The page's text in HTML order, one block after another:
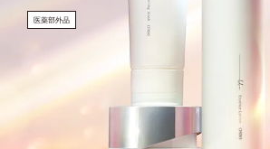
医薬部外品